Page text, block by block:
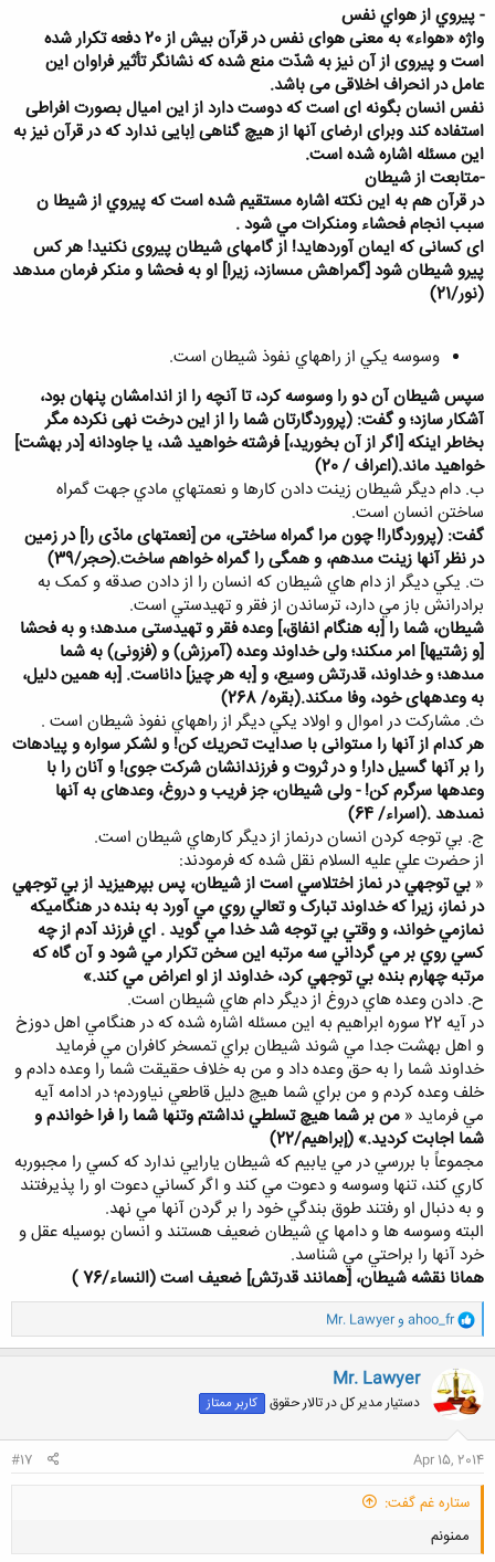
- پيروي از هواي نفس
واژه «هواء» به معنی هوای نفس در قرآن بیش از 20 دفعه تکرار شده
است و پیروی از آن نیز به شدّت منع شده که نشانگر تأثیر فراوان این
عامل در انحراف اخلاقی می باشد.
نفس انسان بگونه ای است که دوست دارد از این امیال بصورت افراطی
استفاده کند وبرای ارضای آنها از هیچ گناهی اِبایی ندارد که در قرآن نیز به
این مسئله اشاره شده است.
-متابعت از شيطان
در قرآن هم به اين نکته اشاره مستقيم شده است که پيروي از شيطا ن
سبب انجام فحشاء ومنکرات مي شود .
اى كسانى كه ايمان آورده‏ايد! از گامهاى شيطان پيروى نكنيد! هر كس
پيرو شيطان شود [گمراهش مى‏سازد، زيرا] او به فحشا و منكر فرمان مى‏دهد
(نور/21)
وسوسه يکي از راههاي نفوذ شيطان است.
سپس شيطان آن دو را وسوسه كرد، تا آنچه را از اندامشان پنهان بود،
آشكار سازد؛ و گفت: (پروردگارتان شما را از اين درخت نهى نكرده مگر
بخاطر اينكه [اگر از آن بخوريد،] فرشته خواهيد شد، يا جاودانه [در بهشت]
خواهيد ماند.(اعراف / 20)
ب. دام ديگر شيطان زينت دادن کارها و نعمتهاي مادي جهت گمراه
ساختن انسان است.
گفت: (پروردگارا! چون مرا گمراه ساختى، من [نعمتهاى مادّى را] در زمين
در نظر آنها زينت مى‏دهم، و همگى را گمراه خواهم ساخت.(حجر/39)
ت. يکي ديگر از دام هاي شيطان که انسان را از دادن صدقه و کمک به
برادرانش باز مي دارد، ترساندن از فقر و تهيدستي است.
شيطان، شما را [به هنگام انفاق،] وعده فقر و تهيدستى مى‏دهد؛ و به فحشا
[و زشتيها] امر مى‏كند؛ ولى خداوند وعده (آمرزش) و (فزونى) به شما
مى‏دهد؛ و خداوند، قدرتش وسيع، و [به هر چيز] داناست. [به همين دليل،
به وعده‏هاى خود، وفا مى‏كند.(بقره/ 268)
ث. مشارکت در اموال و اولاد يکي ديگر از راههاي نفوذ شيطان است .
هر كدام از آنها را مى‏توانى با صدايت تحريك كن! و لشكر سواره و پياده‏ات
را بر آنها گسيل دار! و در ثروت و فرزندانشان شركت جوى! و آنان را با
وعده‏ها سرگرم كن! - ولى شيطان، جز فريب و دروغ، وعده‏اى به آنها
نمى‏دهد .(اسراء/ 64)
ج. بي توجه کردن انسان درنماز از ديگر کارهاي شيطان است.
از حضرت علي عليه السلام نقل شده که فرمودند:
« بي توجهي در نماز اختلاسي است از شيطان، پس بپرهيزيد از بي توجهي
در نماز، زيرا که خداوند تبارک و تعالي روي مي آورد به بنده در هنگاميكه
نمازمي خواند، و وقتي بي توجه شد خدا مي گويد . اي فرزند آدم از چه
کسي روي بر مي گرداني سه مرتبه اين سخن تکرار مي شود و آن گاه که
مرتبه چهارم بنده بي توجهي کرد، خداوند از او اعراض مي کند.»
ح. دادن وعده هاي دروغ از ديگر دام هاي شيطان است.
در آيه 22 سوره ابراهيم به اين مسئله اشاره شده که در هنگامي اهل دوزخ
و اهل بهشت جدا مي شوند شيطان براي تمسخر کافران مي فرمايد
خداوند شما را به حق وعده داد و من به خلاف حقيقت شما را وعده دادم و
خلف وعده کردم و من براي شما هيچ دليل قاطعي نياوردم؛ در ادامه آيه
مي فرمايد « من بر شما هيچ تسلطي نداشتم وتنها شما را فرا خواندم و
شما اجابت کرديد.» (إبراهيم/22)
مجموعاً با بررسي در مي يابيم که شيطان يارايي ندارد که کسي را مجبوربه
کاري کند، تنها وسوسه و دعوت مي کند و اگر کساني دعوت او را پذيرفتند
و به دنبال او رفتند طوق بندگي خود را بر گردن آنها مي نهد.
البته وسوسه ها و دامها ي شيطان ضعيف هستند و انسان بوسيله عقل و
خرد آنها را براحتي مي شناسد.
همانا نقشه شيطان، [همانند قدرتش] ضعيف است (النساء/76 )
و
ا
ک
ن
ش
ه
ahoo_fr وMr. Lawyer
Mr. Lawyer
دستیار مدیر کل در تالار حقوق کاربر ممتاز
Apr 15, 2014
#17
ستاره غم گفت:
ممنونم